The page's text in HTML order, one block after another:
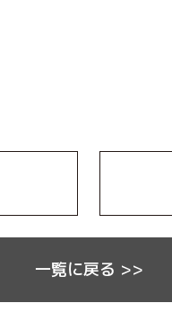
一覧に戻る >>